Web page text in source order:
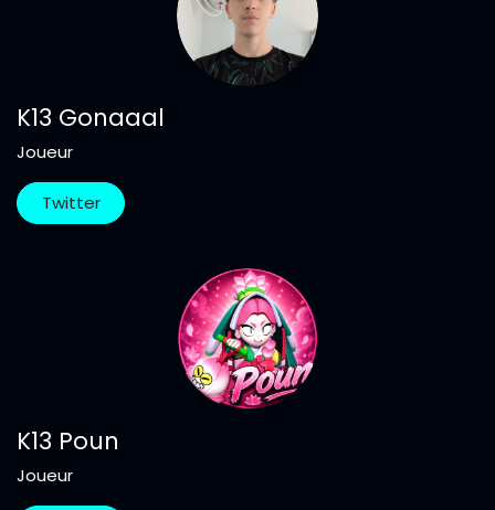
K13 Gonaaal
Joueur
Twitter
K13 Poun
Joueur